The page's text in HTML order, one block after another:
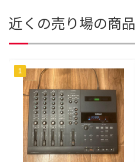
近くの売り場の商品